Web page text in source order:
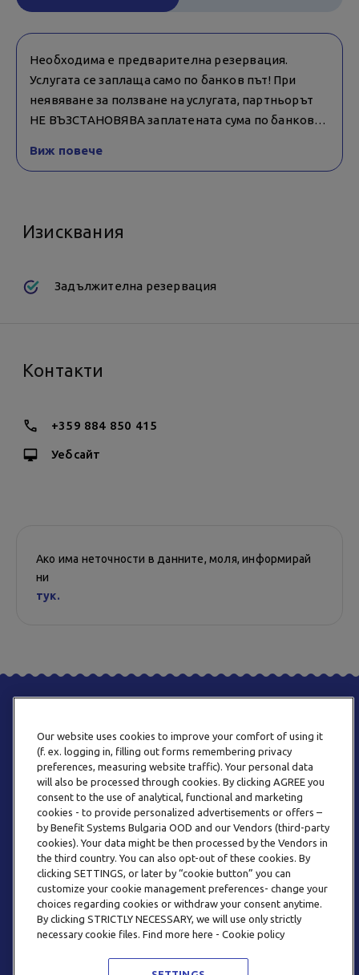
Необходима е предварителна резервация.
Услугата се заплаща само по банков път! При
неявяване за ползване на услугата, партньорът
НЕ ВЪЗСТАНОВЯВА заплатената сума по банков
за такава дата, заплатената сума за услугата се
Виж повече
Изисквания
Задължителна резервация
Контакти
+359 884 850 415
Уебсайт
Ако има неточности в данните, моля, информирай
ни
тук.
ТЕЛЕФОН
0800 123 92
EMAIL
INFO@BENEFITSYSTEMS.BG
Our website uses cookies to improve your comfort of using it
(f. ex. logging in, filling out forms remembering privacy
preferences, measuring website traffic). Your personal data
will also be processed through cookies. By clicking AGREE you
consent to the use of analytical, functional and marketing
cookies - to provide personalized advertisements or offers –
by Benefit Systems Bulgaria OOD and our Vendors (third-party
cookies). Your data might be then processed by the Vendors in
the third country. You can also opt-out of these cookies. By
clicking SETTINGS, or later by “cookie button” you can
customize your cookie management preferences- change your
choices regarding cookies or withdraw your consent anytime.
By clicking STRICTLY NECESSARY, we will use only strictly
necessary cookie files. Find more here - Cookie policy